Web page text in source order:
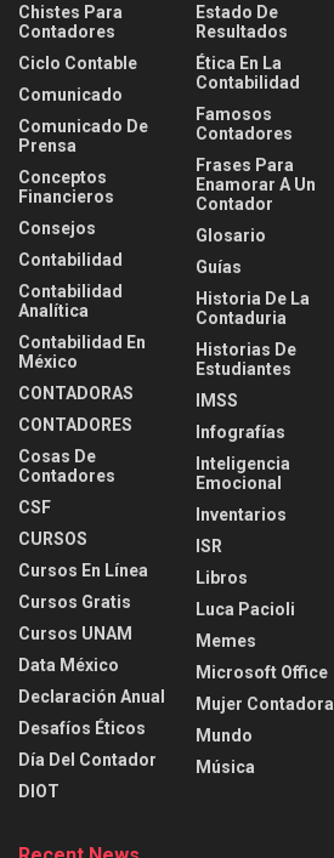
Chistes Para
Contadores
Ciclo Contable
Comunicado
Comunicado De
Prensa
Conceptos
Financieros
Consejos
Contabilidad
Contabilidad
Analítica
Contabilidad En
México
CONTADORAS
CONTADORES
Cosas De
Contadores
CSF
CURSOS
Cursos En Línea
Cursos Gratis
Cursos UNAM
Data México
Declaración Anual
Desafíos Éticos
Día Del Contador
DIOT
Estado De
Resultados
Ética En La
Contabilidad
Famosos
Contadores
Frases Para
Enamorar A Un
Contador
Glosario
Guías
Historia De La
Contaduria
Historias De
Estudiantes
IMSS
Infografías
Inteligencia
Emocional
Inventarios
ISR
Libros
Luca Pacioli
Memes
Microsoft Office
Mujer Contadora
Mundo
Música